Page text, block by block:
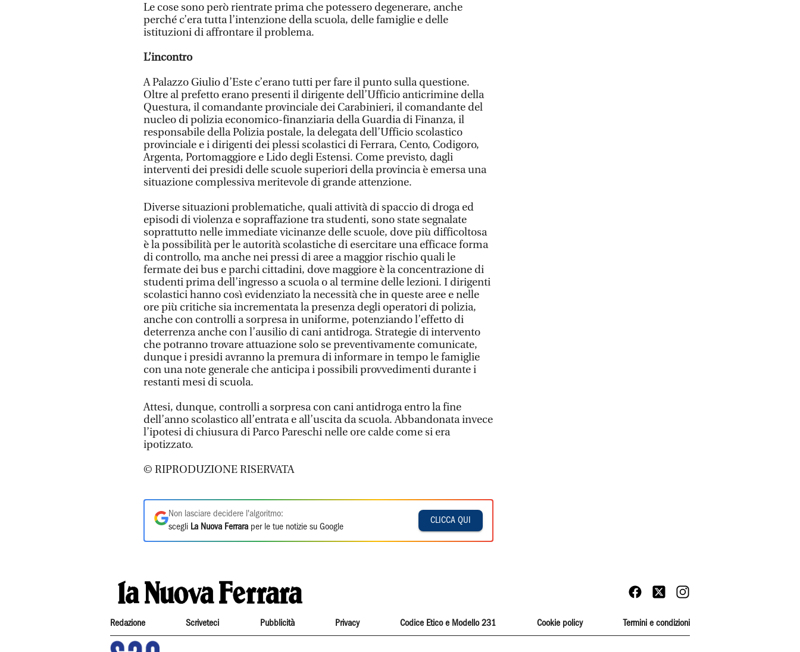
Le cose sono però rientrate prima che potessero degenerare, anche
perché c’era tutta l’intenzione della scuola, delle famiglie e delle
istituzioni di affrontare il problema.
L’incontro
A Palazzo Giulio d’Este c’erano tutti per fare il punto sulla questione.
Oltre al prefetto erano presenti il dirigente dell’Ufficio anticrimine della
Questura, il comandante provinciale dei Carabinieri, il comandante del
nucleo di polizia economico-finanziaria della Guardia di Finanza, il
responsabile della Polizia postale, la delegata dell’Ufficio scolastico
provinciale e i dirigenti dei plessi scolastici di Ferrara, Cento, Codigoro,
Argenta, Portomaggiore e Lido degli Estensi. Come previsto, dagli
interventi dei presidi delle scuole superiori della provincia è emersa una
situazione complessiva meritevole di grande attenzione.
Diverse situazioni problematiche, quali attività di spaccio di droga ed
episodi di violenza e sopraffazione tra studenti, sono state segnalate
soprattutto nelle immediate vicinanze delle scuole, dove più difficoltosa
è la possibilità per le autorità scolastiche di esercitare una efficace forma
di controllo, ma anche nei pressi di aree a maggior rischio quali le
fermate dei bus e parchi cittadini, dove maggiore è la concentrazione di
studenti prima dell’ingresso a scuola o al termine delle lezioni. I dirigenti
scolastici hanno così evidenziato la necessità che in queste aree e nelle
ore più critiche sia incrementata la presenza degli operatori di polizia,
anche con controlli a sorpresa in uniforme, potenziando l’effetto di
deterrenza anche con l’ausilio di cani antidroga. Strategie di intervento
che potranno trovare attuazione solo se preventivamente comunicate,
dunque i presidi avranno la premura di informare in tempo le famiglie
con una note generale che anticipa i possibili provvedimenti durante i
restanti mesi di scuola.
Attesi, dunque, controlli a sorpresa con cani antidroga entro la fine
dell’anno scolastico all’entrata e all’uscita da scuola. Abbandonata invece
l’ipotesi di chiusura di Parco Pareschi nelle ore calde come si era
ipotizzato.
© RIPRODUZIONE RISERVATA
Non lasciare decidere l'algoritmo:
scegli La Nuova Ferrara per le tue notizie su Google
CLICCA QUI
Redazione Scriveteci Pubblicità Privacy Codice Etico e Modello 231 Cookie policy Termini e condizioni